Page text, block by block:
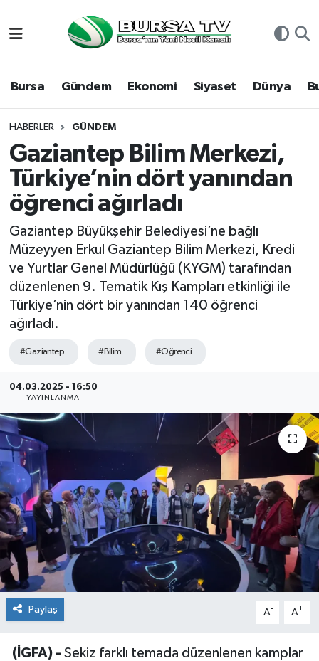
Bursa Gündem Ekonomi Siyaset Dünya
HABERLER GÜNDEM
Gaziantep Bilim Merkezi,
Türkiye’nin dört yanından
öğrenci ağırladı
Gaziantep Büyükşehir Belediyesi’ne bağlı
Müzeyyen Erkul Gaziantep Bilim Merkezi, Kredi
ve Yurtlar Genel Müdürlüğü (KYGM) tarafından
düzenlenen 9. Tematik Kış Kampları etkinliği ile
Türkiye’nin dört bir yanından 140 öğrenci
ağırladı.
#Gaziantep #Bilim #Öğrenci
04.03.2025 - 16:50
YAYINLANMA
Paylaş A- A+
(İGFA) - Sekiz farklı temada düzenlenen kamplar
Bursa
Dünya
Eğitim
Ekonomi
Genel
Gündem
Magazin
Siyaset
Spor
Teknoloji
Türkiye
Hava Durumu
Namaz Vakitleri
Trafik Durumu
Süper Lig Puan Durumu ve Fikstür
Tüm Manşetler
Son Dakika Haberleri
Haber Arşivi